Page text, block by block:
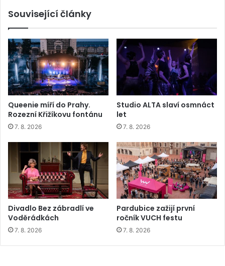
Související články
Queenie míří do Prahy.
Rozezní Křižíkovu fontánu
7. 8. 2026
Studio ALTA slaví osmnáct
let
7. 8. 2026
Divadlo Bez zábradlí ve
Voděrádkách
7. 8. 2026
Pardubice zažijí první
ročník VUCH festu
7. 8. 2026